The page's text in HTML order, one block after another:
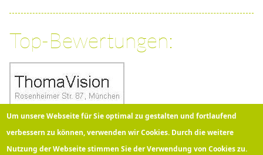
Top-Bewertungen:
Um unsere Webseite für Sie optimal zu gestalten und fortlaufend
verbessern zu können, verwenden wir Cookies. Durch die weitere
Nutzung der Webseite stimmen Sie der Verwendung von Cookies zu.